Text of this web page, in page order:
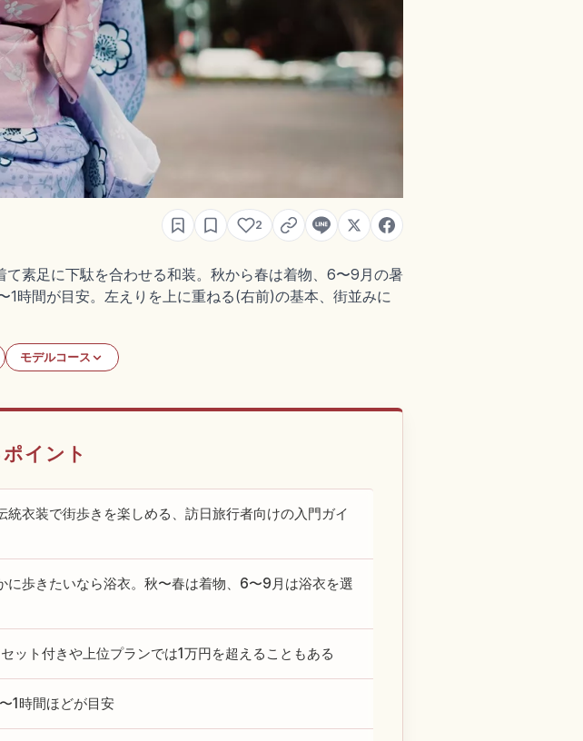
2
素足に下駄を合わせる和装。秋から春は着物、6〜9月の暑
時間が目安。左えりを上に重ねる(右前)の基本、街並みに
モデルコース
イント
衣装で街歩きを楽しめる、訪日旅行者向けの入門ガイ
に歩きたいなら浴衣。秋〜春は着物、6〜9月は浴衣を選
ット付きや上位プランでは1万円を超えることもある
1時間ほどが目安